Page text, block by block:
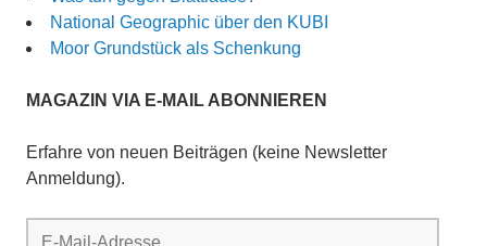
National Geographic über den KUBI
Moor Grundstück als Schenkung
MAGAZIN VIA E-MAIL ABONNIEREN
Erfahre von neuen Beiträgen (keine Newsletter
Anmeldung).